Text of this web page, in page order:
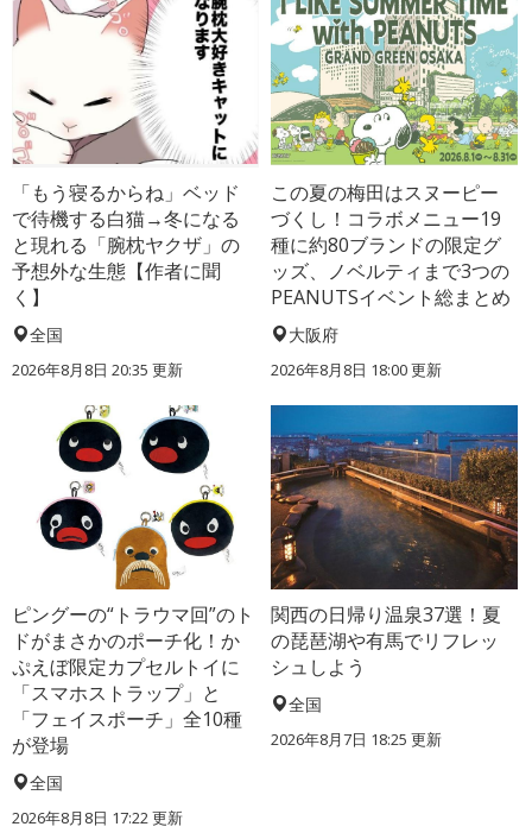
「もう寝るからね」ベッド
で待機する白猫→冬になる
と現れる「腕枕ヤクザ」の
予想外な生態【作者に聞
く】
全国
2026年8月8日 20:35 更新
この夏の梅田はスヌーピー
づくし！コラボメニュー19
種に約80ブランドの限定グ
ッズ、ノベルティまで3つの
PEANUTSイベント総まとめ
大阪府
2026年8月8日 18:00更新
ピングーの“トラウマ回”のト
ドがまさかのポーチ化！か
ぷえぼ限定カプセルトイに
「スマホストラップ」と
「フェイスポーチ」全10種
が登場
全国
2026年8月8日 17:22更新
関西の日帰り温泉37選！夏
の琵琶湖や有馬でリフレッ
シュしよう
全国
2026年8月7日 18:25 更新